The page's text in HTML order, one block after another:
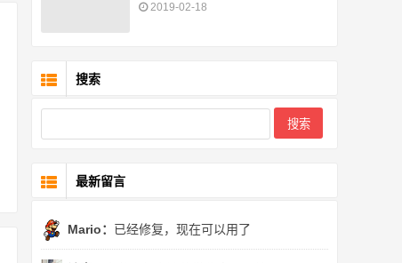
2019-02-18
搜索
最新留言
Mario： 已经修复，现在可以用了